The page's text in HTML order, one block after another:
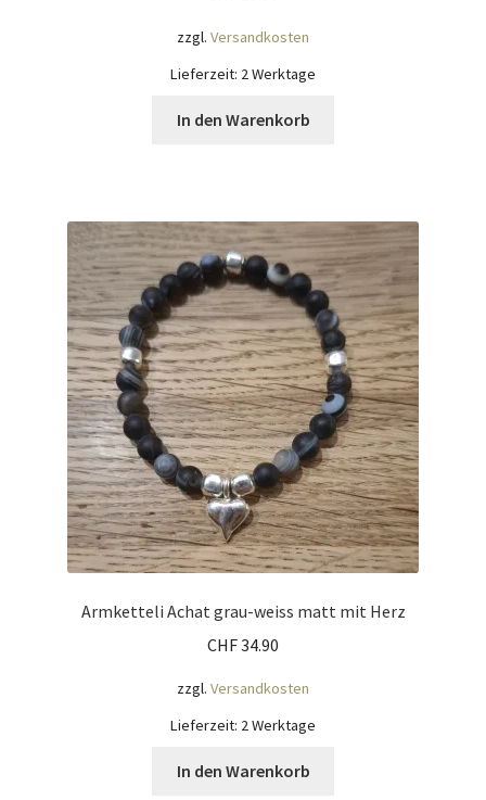
zzgl. Versandkosten
Lieferzeit: 2 Werktage
In den Warenkorb
Armketteli Achat grau-weiss matt mit Herz
CHF34.90
zzgl. Versandkosten
Lieferzeit: 2 Werktage
In den Warenkorb